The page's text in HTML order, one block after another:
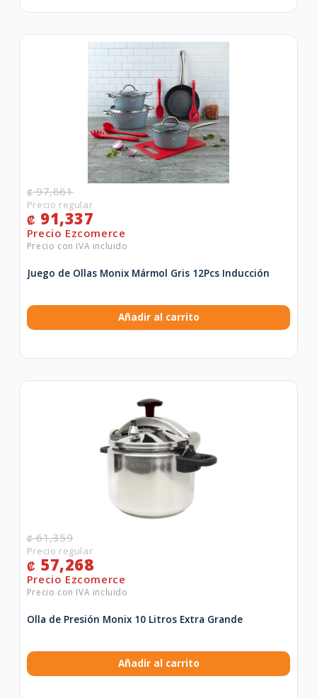
₡97,861
₡ 91,337
Juego de Ollas Monix Mármol Gris 12Pcs Inducción
Añadir al carrito
₡61,359
₡ 57,268
Olla de Presión Monix 10 Litros Extra Grande
Añadir al carrito